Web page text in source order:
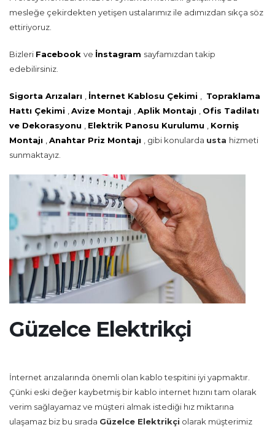
mesleğe çekirdekten yetişen ustalarımız ile adımızdan sıkça söz
ettiriyoruz.
Bizleri Facebook ve İnstagram sayfamızdan takip
edebilirsiniz.
Sigorta Arızaları İnternet Kablosu Çekimi
Topraklama
Hattı Çekimi
Avize Montajı Aplik Montajı
Ofis Tadilatı
ve Dekorasyonu
Elektrik Panosu Kurulumu
Korniş
Montajı
Anahtar Priz Montajı , gibi konularda usta hizmeti
sunmaktayız.
Güzelce Elektrikçi
İnternet arızalarında önemli olan kablo tespitini iyi yapmaktır.
Çünki eski değer kaybetmiş bir kablo internet hızını tam olarak
verim sağlayamaz ve müşteri almak istediği hız miktarına
ulaşamaz biz bu sırada Güzelce Elektrikçi olarak müşterimiz